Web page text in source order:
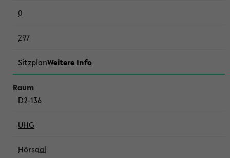
0
297
SitzplanWeitere Info
D2-136
UHG
Hörsaal